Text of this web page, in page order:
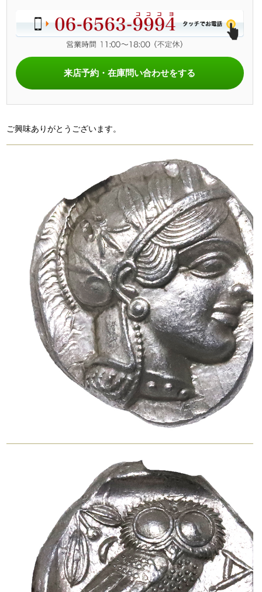
来店予約・在庫問い合わせをする
ご興味ありがとうございます。